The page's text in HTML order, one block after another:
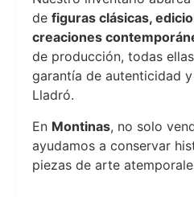
de figuras clásicas,
creaciones
de producción, todas
garantía de autenticidad
Lladró.
En Montinas, no solo
ayudamos a conservar
piezas de arte